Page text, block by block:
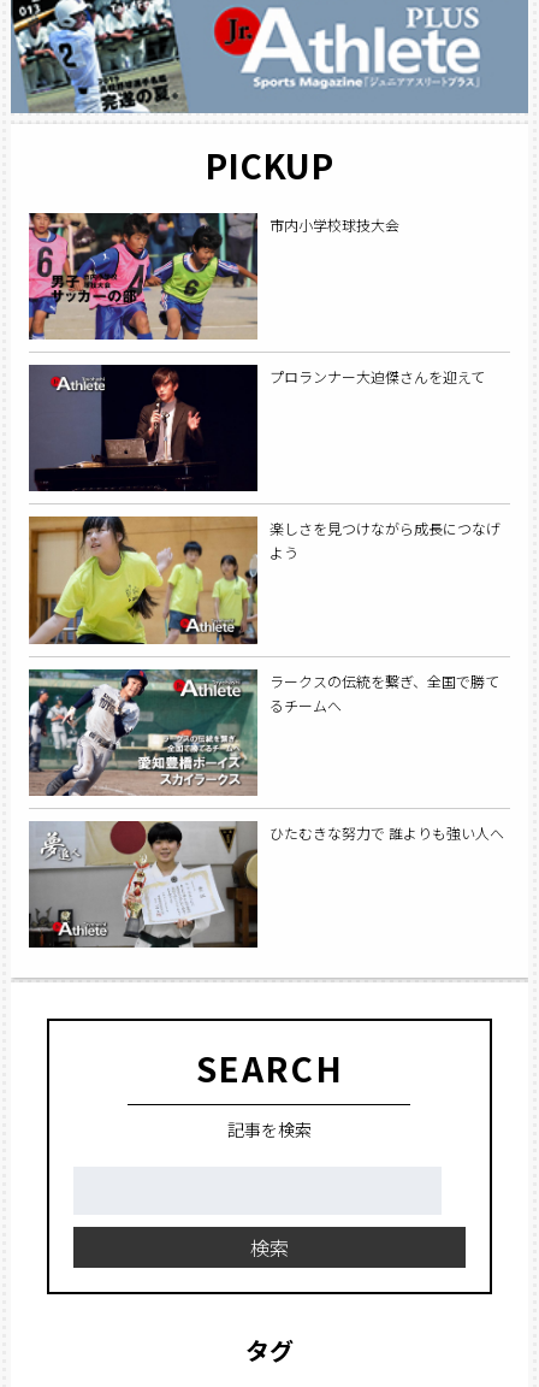
PICKUP
市内小学校球技大会
プロランナー大迫傑さんを迎えて
楽しさを見つけながら成長につなげ
よう
ラークスの伝統を繋ぎ、全国で勝て
るチームへ
ひたむきな努力で 誰よりも強い人へ
SEARCH
記事を検索
検索
タグ